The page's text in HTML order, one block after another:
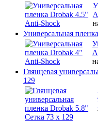
Универсальная
Глянцевая
129